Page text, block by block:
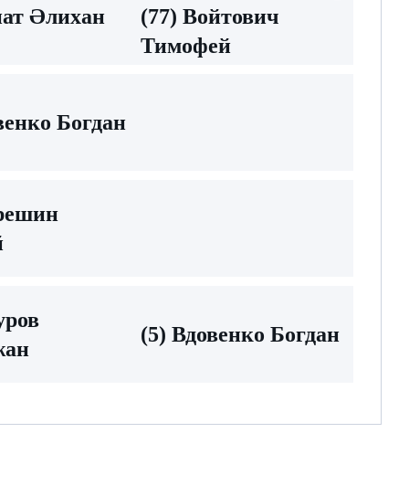
Әлихан
(77) Войтович
Тимофей
Богдан
(5) Вдовенко Богдан